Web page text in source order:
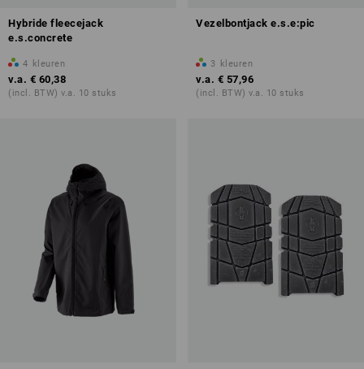
Hybride fleecejack
e.s.concrete
4 kleuren
v.a. € 60,38
(incl. BTW) v.a. 10 stuks
Vezelbontjack e.s.e:pic
3 kleuren
v.a. € 57,96
(incl. BTW) v.a. 10 stuks